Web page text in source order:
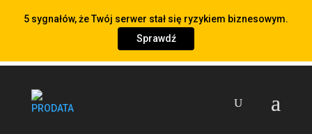
5 sygnałów, że Twój serwer stał się ryzykiem biznesowym.
Sprawdź